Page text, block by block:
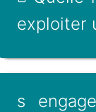
exploiter
s